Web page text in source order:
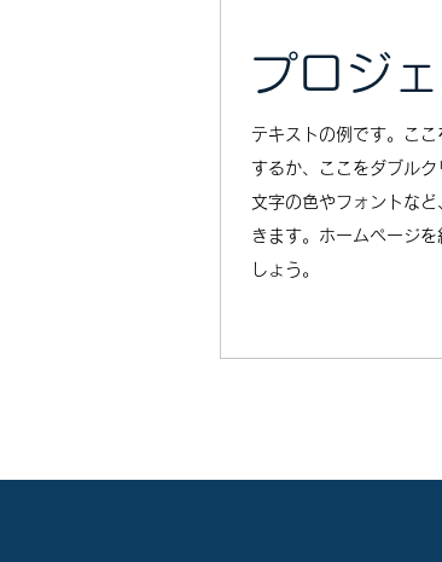
プロジ
テキストの例です。こ
するか、ここをダブルク
文字の色やフォントな
きます。ホームページ
しょう。